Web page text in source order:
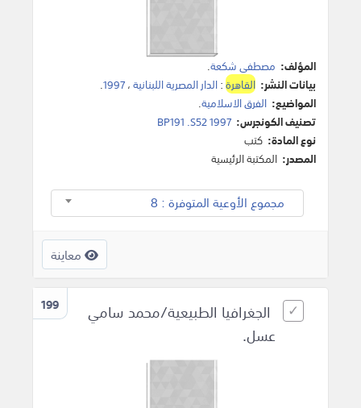
المؤلف: مصطفى شكعة.
بيانات النشر: القاهرة:الدار المصرية اللبنانية،1997
.
المواضيع: الفرق الاسلامية.
تصنيف الكونجرس: BP191 .S52 1997
نوع المادة: كتب
المصدر: المكتبة الرئيسية
مجموع الأوعية المتوفرة : 8
معاينة
199
الجغرافيا الطبيعية/محمد سامي
عسل.